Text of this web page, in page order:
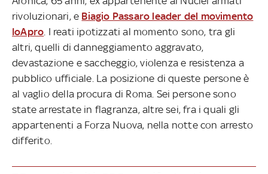
rivoluzionari, e Biagio Passaro leader del movimento
IoApro . I reati ipotizzati al momento sono, tra gli
altri, quelli di danneggiamento aggravato,
devastazione e saccheggio, violenza e resistenza a
pubblico ufficiale. La posizione di queste persone è
al vaglio della procura di Roma. Sei persone sono
state arrestate in flagranza, altre sei, fra i quali gli
appartenenti a Forza Nuova, nella notte con arresto
differito.